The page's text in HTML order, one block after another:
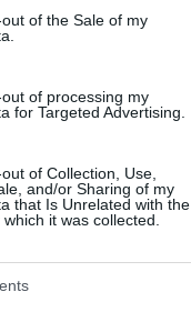
of the Sale of my
of processing my
for Targeted Advertising.
of Collection, Use,
and/or Sharing of my
that Is Unrelated with the
it was collected.